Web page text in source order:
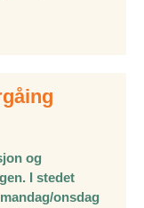
og
I stedet
onsdag